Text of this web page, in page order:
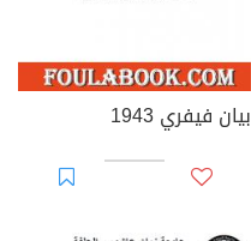
بيان فيفري 1943